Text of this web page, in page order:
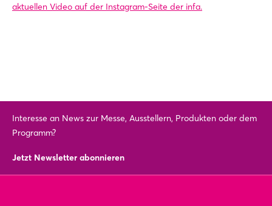
aktuellen Video auf der Instagram-Seite der infa.
Interesse an News zur Messe, Ausstellern, Produkten oder dem
Programm?
Jetzt Newsletter abonnieren